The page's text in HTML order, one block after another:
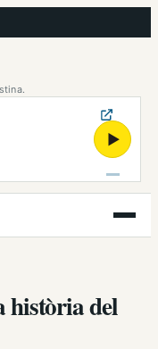
▶
Obre
el
història del